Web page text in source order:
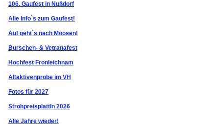
106. Gaufest in Nußdorf
Alle Info`s zum Gaufest!
Auf geht`s nach Moosen!
Burschen- & Vetranafest
Hochfest Fronleichnam
Altaktivenprobe im VH
Fotos für 2027
Strohpreisplattln 2026
Alle Jahre wieder!